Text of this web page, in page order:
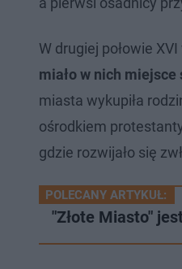
W drugiej połowie
miało w nich
miasta wykupiła
ośrodkiem
gdzie rozwijało się
POLECANY ARTYKUŁ:
"Złote Miasto"